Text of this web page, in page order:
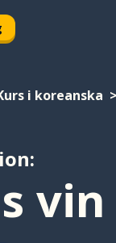
i koreanska
vin